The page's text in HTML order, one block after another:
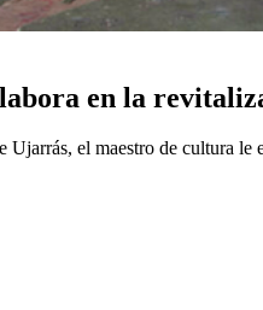
en la
Ujarrás, el maestro de cultura